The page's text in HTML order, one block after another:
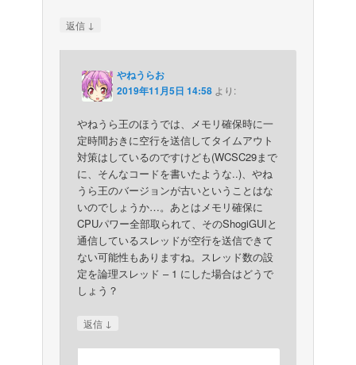
返信 ↓
やねうらお
2019年11月5日 14:58 より:
やねうら王のほうでは、メモリ確保時に一
定時間おきに空行を送信してタイムアウト
対策はしているのですけども(WCSC29まで
に、そんなコードを書いたような..)、やね
うら王のバージョンが古いということはな
いのでしょうか…。あとはメモリ確保に
CPUパワー全部取られて、そのShogiGUIと
通信しているスレッドが空行を送信できて
ない可能性もありますね。スレッド数の設
定を論理スレッド – 1 にした場合はどうで
しょう？
返信 ↓